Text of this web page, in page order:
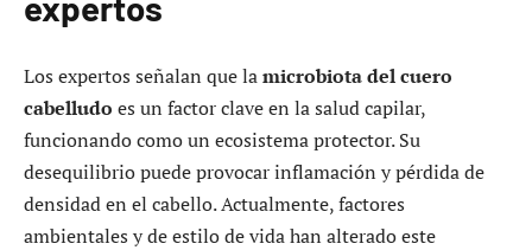
Los expertos señalan que lamicrobiota del cuero
cabelludo es un factor clave en la salud capilar,
funcionando como un ecosistema protector. Su
desequilibrio puede provocar inflamación y pérdida de
densidad en el cabello. Actualmente, factores
ambientales y de estilo de vida han alterado este